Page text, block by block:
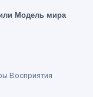
Модель мира
Восприятия